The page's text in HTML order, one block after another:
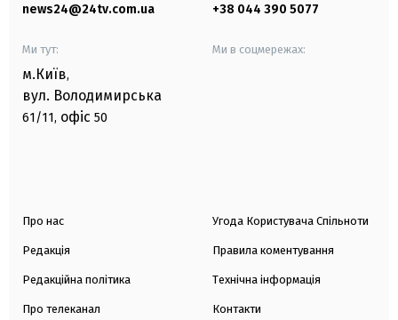
news24@24tv.com.ua +38 044 390 5077
Ми тут:
м.Київ,
вул. Володимирська
61/11, офіс 50
Ми в соцмережах:
Про нас
Редакція
Редакційна політика
Про телеканал
Угода Користувача Спільноти
Правила коментування
Технічна інформація
Контакти